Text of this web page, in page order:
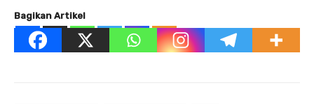
Bagikan Artikel